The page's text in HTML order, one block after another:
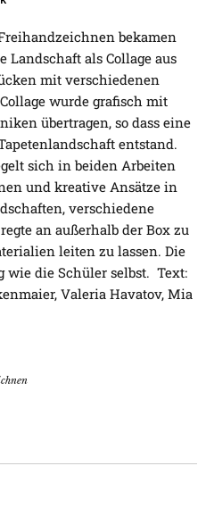
bekamen
Landschaft als Collage aus
mit verschiedenen
wurde grafisch mit
übertragen, so dass eine
entstand.
sich in beiden Arbeiten
und kreative Ansätze in
verschiedene
an außerhalb der Box zu
leiten zu lassen. Die
wie die Schüler selbst. Text:
Valeria Havatov, Mia